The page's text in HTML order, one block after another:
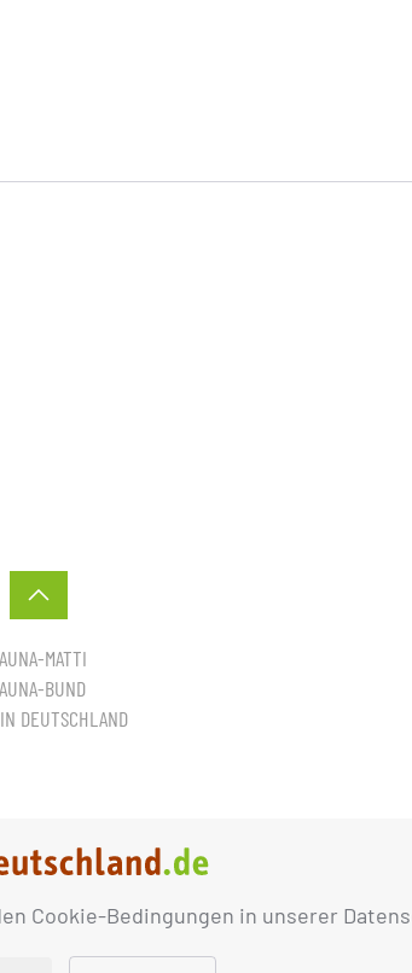
Cookie-Bedingungen in unserer
MATTI
BUND
DEUTSCHLAND